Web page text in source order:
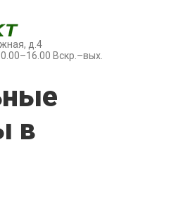
д.4
Вскр.–вых.
в